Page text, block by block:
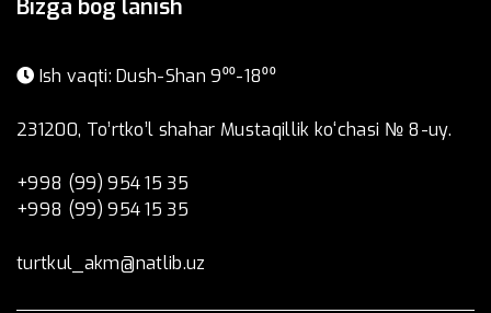
Bizga bog`lanish
Ish vaqti: Dush-Shan 9⁰⁰-18⁰⁰
231200, To’rtko’l shahar Mustaqillik ko‘chasi № 8-uy.
+998 (99) 954 15 35
+998 (99) 954 15 35
turtkul_akm@natlib.uz